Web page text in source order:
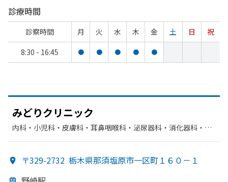
診療時間
診察時間 月 火 水 木 金 土 日
祝
8:30 - 16:45
● ● ● ● ●
みどりクリニック
内科・​小児科・​皮膚科・​耳鼻咽喉科・​泌尿器科・​消化器科・​胃
〒329-2732 栃木県那須塩原市一区町１６０－１